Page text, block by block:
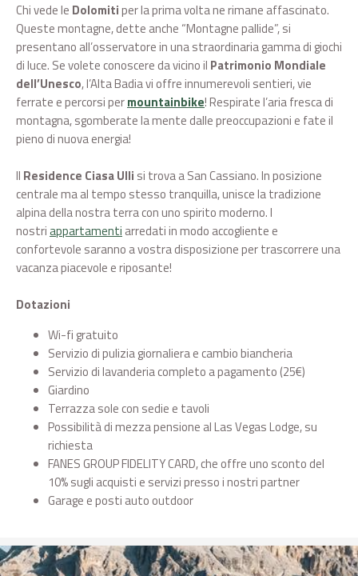
Chi vede le Dolomitiper la prima volta ne rimane affascinato.
Queste montagne, dette anche “Montagne pallide”, si
presentano all’osservatore in una straordinaria gamma di giochi
di luce. Se volete conoscere da vicino il Patrimonio Mondiale
dell’Unesco, l’Alta Badia vi offre innumerevoli sentieri, vie
ferrate e percorsi permountainbike! Respirate l’aria fresca di
montagna, sgomberate la mente dalle preoccupazioni e fate il
pieno di nuova energia!
Il Residence Ciasa Ulli si trova a San Cassiano. In posizione
centrale ma al tempo stesso tranquilla, unisce la tradizione
alpina della nostra terra con uno spirito moderno. I
nostriappartamenti arredati in modo accogliente e
confortevole saranno a vostra disposizione per trascorrere una
vacanza piacevole e riposante!
Dotazioni
Wi-fi gratuito
Servizio di pulizia giornaliera e cambio biancheria
Servizio di lavanderia completo a pagamento (25€)
Giardino
Terrazza sole con sedie e tavoli
Possibilità di mezza pensione al Las Vegas Lodge, su
richiesta
FANES GROUP FIDELITY CARD, che offre uno sconto del
10% sugli acquisti e servizi presso i nostri partner
Garage e posti auto outdoor